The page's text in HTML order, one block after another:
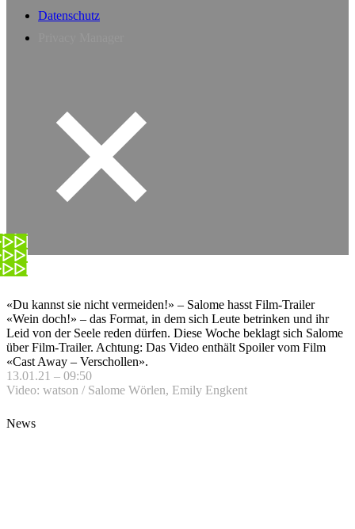
Datenschutz
«Du kannst sie nicht vermeiden!» – Salome hasst Film-Trailer
«Wein doch!» – das Format, in dem sich Leute betrinken und ihr
Leid von der Seele reden dürfen. Diese Woche beklagt sich Salome
über Film-Trailer. Achtung: Das Video enthält Spoiler vom Film
«Cast Away – Verschollen».
13.01.21 – 09:50
Video: watson / Salome Wörlen, Emily Engkent
News